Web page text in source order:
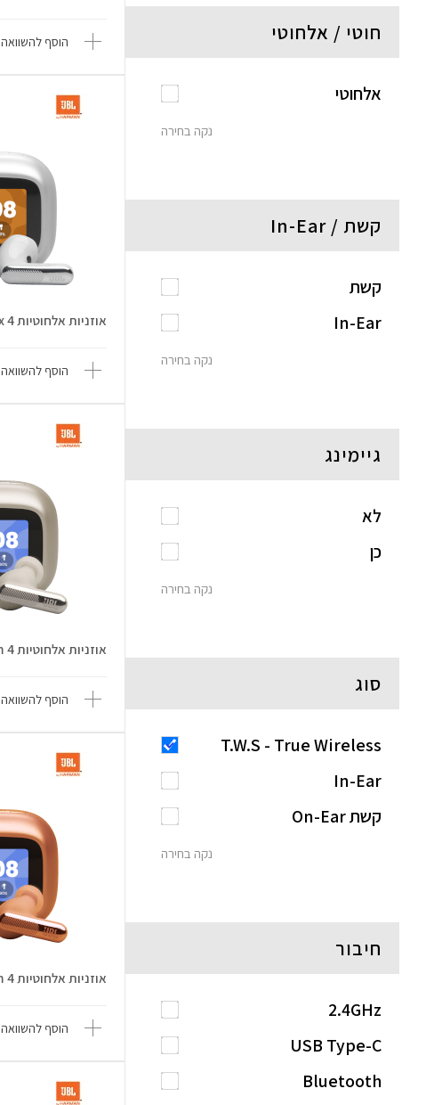
הוסף להשוואה
אוזניות אלחוטיות Live Flex 4 כסוף
הוסף להשוואה
אוזניות אלחוטיות Live Beam 4 חול
הוסף להשוואה
אוזניות אלחוטיות Live Beam 4 כתום
הוסף להשוואה
חוטי / אלחוטי
אלחוטי
נקה בחירה
קשת / In-Ear
קשת
In-Ear
נקה בחירה
גיימינג
לא
כן
נקה בחירה
סוג
T.W.S - True Wireless
In-Ear
קשת On-Ear
נקה בחירה
חיבור
2.4GHz
USB Type-C
Bluetooth